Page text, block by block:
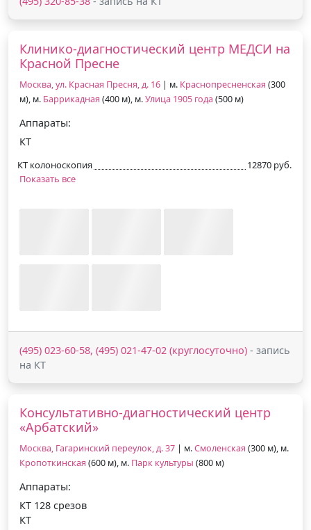
Клинико-диагностический центр МЕДСИ на
Красной Пресне
Москва, ул. Красная Пресня, д. 16 | м. Краснопресненская (300
м), м. Баррикадная (400 м), м.Улица 1905 года (500 м)
Аппараты:
КТ
КТ колоноскопия
12870 руб.
Показать все
(495) 023-60-58, (495) 021-47-02 (круглосуточно) - запись
на КТ
Консультативно-диагностический центр
«Арбатский»
Москва, Гагаринский переулок, д. 37 | м.Смоленская (300 м), м.
Кропоткинская (600 м), м. Парк культуры (800 м)
Аппараты:
КТ 128 срезов
КТ